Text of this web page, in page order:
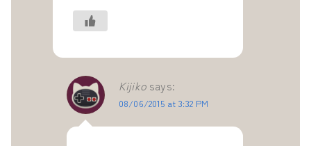
Kijiko says:
08/06/2015 at 3:32 PM